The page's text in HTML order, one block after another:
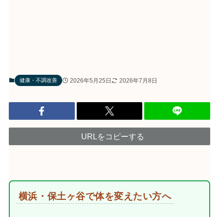
健康・不調改善 2026年5月25日 2026年7月8日
URLをコピーする
横浜・保土ヶ谷で体を変えたい方へ